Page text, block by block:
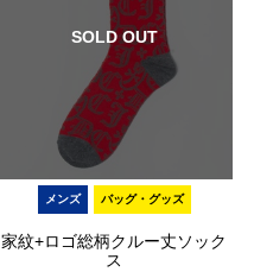
SOLD OUT
メンズ バッグ・グッズ
家紋+ロゴ総柄クルー丈ソック
ス